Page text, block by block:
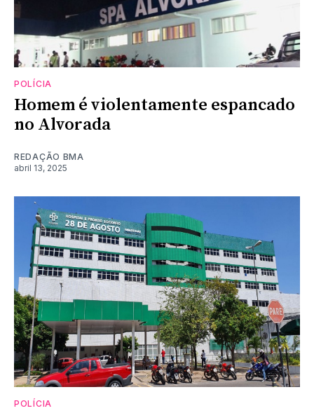
POLÍCIA
Homem é violentamente espancado
no Alvorada
REDAÇÃO BMA
abril 13, 2025
POLÍCIA